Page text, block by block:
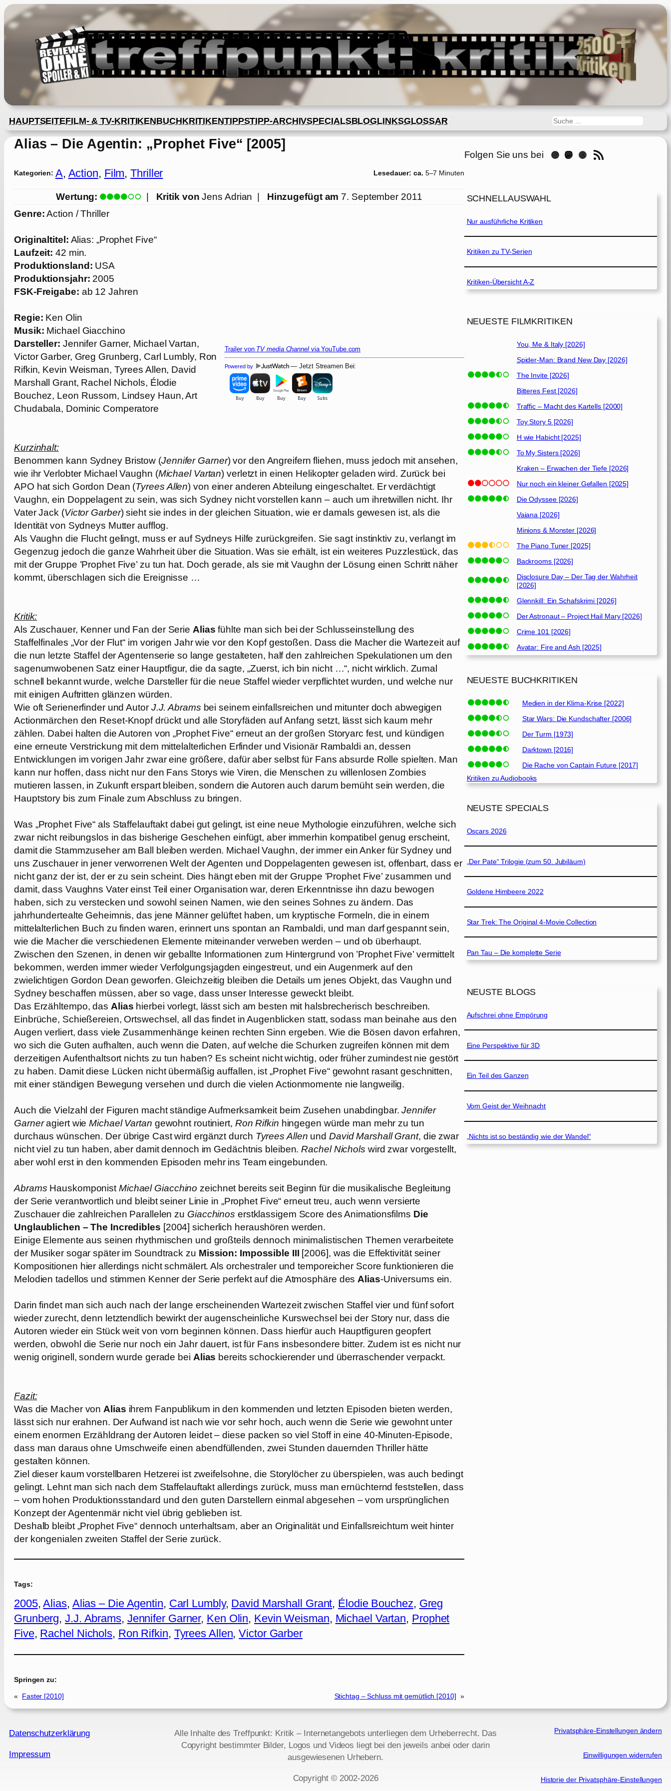
Zum
Inhalt
springen
HAUPTSEITEFILM- & TV-KRITIKENBUCHKRITIKENTIPPSTIPP-ARCHIVSPECIALSBLOGLINKSGLOSSAR Suchen
Alias – Die Agentin: „Prophet Five“ [2005]
Kategorien: A, Action, Film, Thriller Lesedauer: ca. 5–7 Minuten
Wertung: Kritik von Jens Adrian Hinzugefügt am 7. September 2011
Trailer von TV media Channelvia YouTube.com
Powered by — Jetzt Streamen Bei:
Genre:Action / Thriller
Originaltitel: Alias: „Prophet Five“
Laufzeit: 42 min.
Produktionsland: USA
Produktionsjahr: 2005
FSK-Freigabe: ab 12 Jahren
Regie: Ken Olin
Musik: Michael Giacchino
Darsteller: Jennifer Garner, Michael Vartan,
Victor Garber, Greg Grunberg, Carl Lumbly, Ron
Rifkin, Kevin Weisman, Tyrees Allen, David
Marshall Grant, Rachel Nichols, Élodie
Bouchez, Leon Russom, Lindsey Haun, Art
Chudabala, Dominic Comperatore
Kurzinhalt:
Benommen kann Sydney Bristow (Jennifer Garner) vor den Angreifern fliehen, muss jedoch mit ansehen,
wie ihr Verlobter Michael Vaughn (Michael Vartan) verletzt in einen Helikopter geladen wird. Zurück bei
APO hat sich Gordon Dean (Tyrees Allen) von einer anderen Abteilung eingeschaltet. Er verdächtigt
Vaughn, ein Doppelagent zu sein, was sich Sydney nicht vorstellen kann – auch um ihretwillen nicht. Ihr
Vater Jack (Victor Garber) sieht sie indes in der gleichen Situation, wie er damals gewesen ist, als die
Identität von Sydneys Mutter aufflog.
Als Vaughn die Flucht gelingt, muss er auf Sydneys Hilfe zurückgreifen. Sie sagt instinktiv zu, verlangt im
Gegenzug jedoch die ganze Wahrheit über die Situation. Was sie erhält, ist ein weiteres Puzzlestück, das
mit der Gruppe ’Prophet Five’ zu tun hat. Doch gerade, als sie mit Vaughn der Lösung einen Schritt näher
kommt, überschlagen sich die Ereignisse …
Kritik:
Als Zuschauer, Kenner und Fan der Serie Alias fühlte man sich bei der Schlusseinstellung des
Staffelfinales „Vor der Flut“ im vorigen Jahr wie vor den Kopf gestoßen. Dass die Macher die Wartezeit auf
die nun letzte Staffel der Agentenserie so lange gestalteten, half den zahlreichen Spekulationen um den
sagenumwobenen Satz einer Hauptfigur, die da sagte, „Zuerst, ich bin nicht …“, nicht wirklich. Zumal
schnell bekannt wurde, welche Darsteller für die neue Staffel wieder verpflichtet wurden, und welche nur
mit einigen Auftritten glänzen würden.
Wie oft Serienerfinder und Autor J.J. Abrams bei seinem einfallsreichen und mitunter doch abwegigen
Actionmärchen den Reset-Knopf drückt und alle Storyfäden auf Anfang setzt, lässt sich kaum mehr
zählen. Dabei halten die Autoren von „Prophet Five“ erneut an der großen Storyarc fest, und kündigen
eine erneute Verstrickung mit dem mittelalterlichen Erfinder und Visionär Rambaldi an, dessen
Entwicklungen im vorigen Jahr zwar eine größere, dafür aber selbst für Fans absurde Rolle spielten. Man
kann nur hoffen, dass nicht nur den Fans Storys wie Viren, die Menschen zu willenlosen Zombies
mutieren lassen, in Zukunft erspart bleiben, sondern die Autoren auch darum bemüht sein werden, die
Hauptstory bis zum Finale zum Abschluss zu bringen.
Was „Prophet Five“ als Staffelauftakt dabei gut gelingt, ist eine neue Mythologie einzuführen, welche sich
zwar nicht reibungslos in das bisherige Geschehen einfügt, aber immerhin kompatibel genug erscheint,
damit die Stammzuseher am Ball bleiben werden. Michael Vaughn, der immer ein Anker für Sydney und
uns Zuschauer in jener verworrenen Welt der Agenten und Doppelagenten gewesen ist, offenbart, dass er
nicht ganz der ist, der er zu sein scheint. Dies hängt eben mit der Gruppe ’Prophet Five’ zusammen und
damit, dass Vaughns Vater einst Teil einer Organisation war, deren Erkenntnisse ihn dazu bewogen
haben, sich zu verstecken und sowohl seinen Namen, wie den seines Sohnes zu ändern. Das
jahrhundertealte Geheimnis, das jene Männer gelüftet haben, um kryptische Formeln, die in einem
mittelalterlichen Buch zu finden waren, erinnert uns spontan an Rambaldi, und man darf gespannt sein,
wie die Macher die verschiedenen Elemente miteinander verweben werden – und ob überhaupt.
Zwischen den Szenen, in denen wir geballte Informationen zum Hintergrund von ’Prophet Five’ vermittelt
bekommen, werden immer wieder Verfolgungsjagden eingestreut, und ein Augenmerk auf den
zwielichtigen Gordon Dean geworfen. Gleichzeitig bleiben die Details um jenes Objekt, das Vaughn und
Sydney beschaffen müssen, aber so vage, dass unser Interesse geweckt bleibt.
Das Erzähltempo, das Alias hierbei vorlegt, lässt sich am besten mit halsbrecherisch beschreiben.
Einbrüche, Schießereien, Ortswechsel, all das findet in Augenblicken statt, sodass man beinahe aus den
Augen verliert, dass viele Zusammenhänge keinen rechten Sinn ergeben. Wie die Bösen davon erfahren,
wo sich die Guten aufhalten, auch wenn die Daten, auf welche die Schurken zugreifen können mit dem
derzeitigen Aufenthaltsort nichts zu tun haben? Es scheint nicht wichtig, oder früher zumindest nie gestört
zu haben. Damit diese Lücken nicht übermäßig auffallen, ist „Prophet Five“ gewohnt rasant geschnitten,
mit einer ständigen Bewegung versehen und durch die vielen Actionmomente nie langweilig.
Auch die Vielzahl der Figuren macht ständige Aufmerksamkeit beim Zusehen unabdingbar.Jennifer
Garneragiert wieMichael Vartan gewohnt routiniert, Ron Rifkin hingegen würde man mehr zu tun
durchaus wünschen. Der übrige Cast wird ergänzt durch Tyrees Allen und David Marshall Grant, die zwar
nicht viel zu tun haben, aber damit dennoch im Gedächtnis bleiben.Rachel Nichols wird zwar vorgestellt,
aber wohl erst in den kommenden Episoden mehr ins Team eingebunden.
Abrams HauskomponistMichael Giacchino zeichnet bereits seit Beginn für die musikalische Begleitung
der Serie verantwortlich und bleibt seiner Linie in „Prophet Five“ erneut treu, auch wenn versierte
Zuschauer die zahlreichen Parallelen zu Giacchinos erstklassigem Score des Animationsfilms Die
Unglaublichen – The Incredibles [2004] sicherlich heraushören werden.
Einige Elemente aus seinen rhythmischen und großteils dennoch minimalistischen Themen verarbeitete
der Musiker sogar später im Soundtrack zu Mission: Impossible III [2006], was die Effektivität seiner
Kompositionen hier allerdings nicht schmälert. Als orchestraler und temporeicher Score funktionieren die
Melodien tadellos und stimmen Kenner der Serie perfekt auf die Atmosphäre desAlias-Universums ein.
Darin findet man sich auch nach der lange erscheinenden Wartezeit zwischen Staffel vier und fünf sofort
wieder zurecht, denn letztendlich bewirkt der augenscheinliche Kurswechsel bei der Story nur, dass die
Autoren wieder ein Stück weit von vorn beginnen können. Dass hierfür auch Hauptfiguren geopfert
werden, obwohl die Serie nur noch ein Jahr dauert, ist für Fans insbesondere bitter. Zudem ist es nicht nur
wenig originell, sondern wurde gerade bei Alias bereits schockierender und überraschender verpackt.
Fazit:
Was die Macher vonAlias ihrem Fanpublikum in den kommenden und letzten Episoden bieten werden,
lässt sich nur erahnen. Der Aufwand ist nach wie vor sehr hoch, auch wenn die Serie wie gewohnt unter
einem enormen Erzähldrang der Autoren leidet – diese packen so viel Stoff in eine 40-Minuten-Episode,
dass man daraus ohne Umschweife einen abendfüllenden, zwei Stunden dauernden Thriller hätte
gestalten können.
Ziel dieser kaum vorstellbaren Hetzerei ist zweifelsohne, die Storylöcher zu überspielen, was auch bedingt
gelingt. Lehnt man sich nach dem Staffelauftakt allerdings zurück, muss man ernüchternd feststellen, dass
– vom hohen Produktionsstandard und den guten Darstellern einmal abgesehen – vom ursprünglichen
Konzept der Agentenmär nicht viel übrig geblieben ist.
Deshalb bleibt „Prophet Five“ dennoch unterhaltsam, aber an Originalität und Einfallsreichtum weit hinter
der kongenialen zweiten Staffel der Serie zurück.
Tags:
2005, Alias, Alias – Die Agentin, Carl Lumbly, David Marshall Grant, Élodie Bouchez, Greg
Grunberg, J.J. Abrams, Jennifer Garner, Ken Olin, Kevin Weisman, Michael Vartan, Prophet
Five, Rachel Nichols, Ron Rifkin, Tyrees Allen, Victor Garber
Springen zu:
« Faster [2010] Stichtag – Schluss mit gemütlich [2010] »
Folgen Sie uns bei Instagram Mastodon Threads RSS-Feed
SCHNELLAUSWAHL
Nur ausführliche Kritiken
Kritiken zu TV-Serien
Kritiken-Übersicht A-Z
NEUESTE FILMKRITIKEN
You, Me & Italy [2026]
Spider-Man: Brand New Day [2026]
The Invite [2026]
Bitteres Fest [2026]
Traffic – Macht des Kartells [2000]
Toy Story 5 [2026]
H wie Habicht [2025]
To My Sisters [2026]
Kraken – Erwachen der Tiefe [2026]
Nur noch ein kleiner Gefallen [2025]
Die Odyssee [2026]
Vaiana [2026]
Minions & Monster [2026]
The Piano Tuner [2025]
Backrooms [2026]
Disclosure Day – Der Tag der Wahrheit
[2026]
Glennkill: Ein Schafskrimi [2026]
Der Astronaut – Project Hail Mary [2026]
Crime 101 [2026]
Avatar: Fire and Ash [2025]
NEUESTE BUCHKRITIKEN
Medien in der Klima-Krise [2022]
Star Wars: Die Kundschafter [2006]
Der Turm [1973]
Darktown [2016]
Die Rache von Captain Future [2017]
Kritiken zu Audiobooks
NEUSTE SPECIALS
Oscars 2026
„Der Pate“ Trilogie (zum 50. Jubiläum)
Goldene Himbeere 2022
Star Trek: The Original 4-Movie Collection
Pan Tau – Die komplette Serie
NEUSTE BLOGS
Aufschrei ohne Empörung
Eine Perspektive für 3D
Ein Teil des Ganzen
Vom Geist der Weihnacht
„Nichts ist so beständig wie der Wandel“
Datenschutzerklärung
Impressum
Alle Inhalte des Treffpunkt: Kritik – Internetangebots unterliegen dem Urheberrecht. Das
Copyright bestimmter Bilder, Logos und Videos liegt bei den jeweils anbei oder darin
ausgewiesenen Urhebern.
Copyright © 2002‑2026
Privatsphäre-Einstellungen ändern
Einwilligungen widerrufen
Historie der Privatsphäre-Einstellungen